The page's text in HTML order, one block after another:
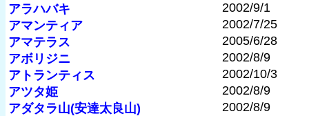
アラハバキ
2002/9/1
アマンティア
2002/7/25
アマテラス
2005/6/28
アボリジニ
2002/8/9
アトランティス
2002/10/3
アツタ姫
2002/8/9
アダタラ山(安達太良山)
2002/8/9